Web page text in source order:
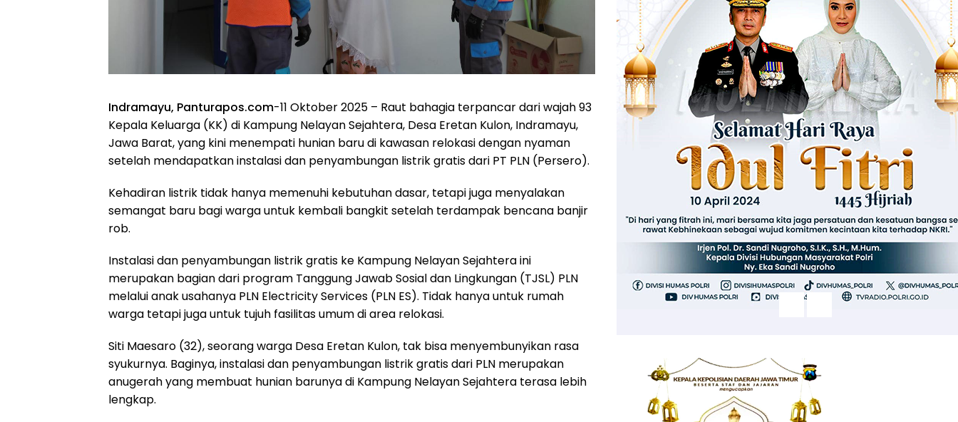
Indramayu, Panturapos.com-11 Oktober 2025 – Raut bahagia terpancar dari wajah 93
Kepala Keluarga (KK) di Kampung Nelayan Sejahtera, Desa Eretan Kulon, Indramayu,
Jawa Barat, yang kini menempati hunian baru di kawasan relokasi dengan nyaman
setelah mendapatkan instalasi dan penyambungan listrik gratis dari PT PLN (Persero).
Kehadiran listrik tidak hanya memenuhi kebutuhan dasar, tetapi juga menyalakan
semangat baru bagi warga untuk kembali bangkit setelah terdampak bencana banjir
rob.
Instalasi dan penyambungan listrik gratis ke Kampung Nelayan Sejahtera ini
merupakan bagian dari program Tanggung Jawab Sosial dan Lingkungan (TJSL) PLN
melalui anak usahanya PLN Electricity Services (PLN ES). Tidak hanya untuk rumah
warga tetapi juga untuk tujuh fasilitas umum di area relokasi.
Siti Maesaro (32), seorang warga Desa Eretan Kulon, tak bisa menyembunyikan rasa
syukurnya. Baginya, instalasi dan penyambungan listrik gratis dari PLN merupakan
anugerah yang membuat hunian barunya di Kampung Nelayan Sejahtera terasa lebih
lengkap.